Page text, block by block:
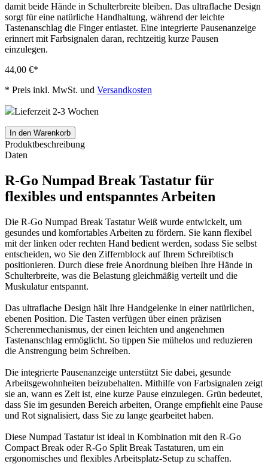
damit beide Hände in Schulterbreite bleiben. Das ultraflache Design
sorgt für eine natürliche Handhaltung, während der leichte
Tastenanschlag die Finger entlastet. Eine integrierte Pausenanzeige
erinnert mit Farbsignalen daran, rechtzeitig kurze Pausen
einzulegen.
44,00 €*
* Preis inkl. MwSt. und Versandkosten
Lieferzeit 2-3 Wochen
In den Warenkorb
Produktbeschreibung
Daten
R-Go Numpad Break Tastatur für
flexibles und entspanntes Arbeiten
Die R-Go Numpad Break Tastatur Weiß wurde entwickelt, um
gesundes und komfortables Arbeiten zu fördern. Sie kann flexibel
mit der linken oder rechten Hand bedient werden, sodass Sie selbst
entscheiden, wo Sie den Ziffernblock auf Ihrem Schreibtisch
positionieren. Durch diese freie Anordnung bleiben Ihre Hände in
Schulterbreite, was die Belastung gleichmäßig verteilt und die
Muskulatur entspannt.
Das ultraflache Design hält Ihre Handgelenke in einer natürlichen,
ebenen Position. Die Tasten verfügen über einen präzisen
Scherenmechanismus, der einen leichten und angenehmen
Tastenanschlag ermöglicht. So tippen Sie mühelos und reduzieren
die Anstrengung beim Schreiben.
Die integrierte Pausenanzeige unterstützt Sie dabei, gesunde
Arbeitsgewohnheiten beizubehalten. Mithilfe von Farbsignalen zeigt
sie an, wann es Zeit ist, eine kurze Pause einzulegen. Grün bedeutet,
dass Sie im gesunden Bereich arbeiten, Orange empfiehlt eine Pause
und Rot signalisiert, dass Sie zu lange gearbeitet haben.
Diese Numpad Tastatur ist ideal in Kombination mit den R-Go
Compact Break oder R-Go Split Break Tastaturen, um ein
ergonomisches und flexibles Arbeitsplatz-Setup zu schaffen.